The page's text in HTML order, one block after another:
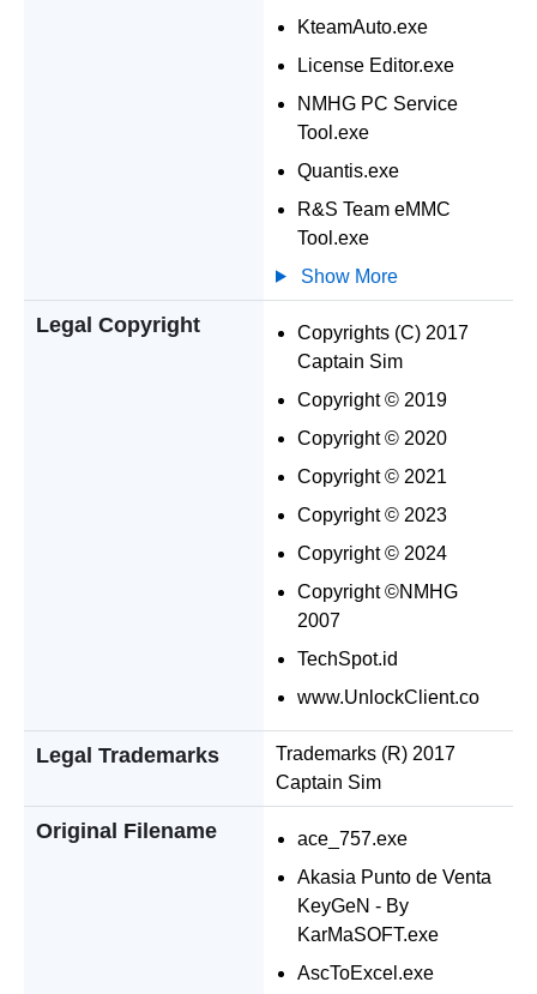
KteamAuto.exe
License Editor.exe
NMHG PC Service
Tool.exe
Quantis.exe
R&S Team eMMC
Tool.exe
Show More
Legal Copyright
Copyrights (C) 2017
Captain Sim
Copyright © 2019
Copyright © 2020
Copyright © 2021
Copyright © 2023
Copyright © 2024
Copyright ©NMHG
2007
TechSpot.id
www.UnlockClient.co
Legal Trademarks
Trademarks (R) 2017
Captain Sim
Original Filename
ace_757.exe
Akasia Punto de Venta
KeyGeN - By
KarMaSOFT.exe
AscToExcel.exe